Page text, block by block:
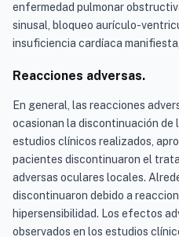
enfermedad pulmonar
sinusal, bloqueo aurículo-
insuficiencia cardíaca
Reacciones adversas.
En general, las reacciones
ocasionan la discontinuación de
estudios clínicos realizados,
pacientes discontinuaron el
adversas oculares locales.
discontinuaron debido a
hipersensibilidad. Los efectos
observados en los estudios